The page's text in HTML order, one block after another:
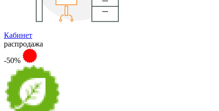
Кабинет
распродажа
-50%